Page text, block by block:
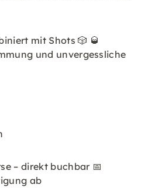
mit Shots 🎲 🥃
und unvergessliche
– direkt buchbar 📅
ab